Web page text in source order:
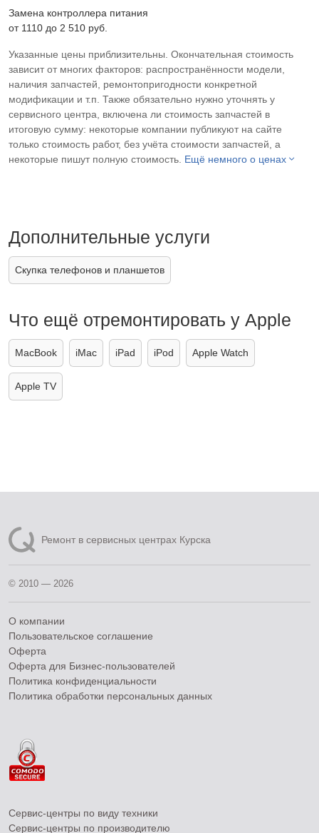
Замена контроллера питания
от 1110 до 2 510 pyб.
Указанные цены приблизительны. Окончательная стоимость
зависит от многих факторов: распространённости модели,
наличия запчастей, ремонтопригодности конкретной
модификации и т.п. Также обязательно нужно уточнять у
сервисного центра, включена ли стоимость запчастей в
итоговую сумму: некоторые компании публикуют на сайте
только стоимость работ, без учёта стоимости запчастей, а
некоторые пишут полную стоимость. Ещё немного о ценах
Дополнительные услуги
Скупка телефонов и планшетов
Что ещё отремонтировать у Apple
MacBook iMac iPad iPod Apple Watch
Apple TV
Ремонт в сервисных центрах Курска
© 2010 — 2026
О компании
Пользовательское соглашение
Оферта
Оферта для Бизнес-пользователей
Политика конфиденциальности
Политика обработки персональных данных
Сервис-центры по виду техники
Сервис-центры по производителю